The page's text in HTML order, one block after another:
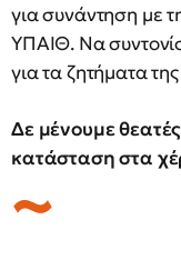
για συνάντηση με
ΥΠΑΙΘ. Να
για τα ζητήματα
Δε μένουμε
κατάσταση στα